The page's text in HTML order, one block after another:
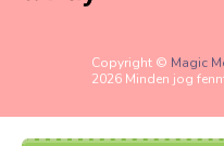
Copyright © Magic
2026 Minden jog